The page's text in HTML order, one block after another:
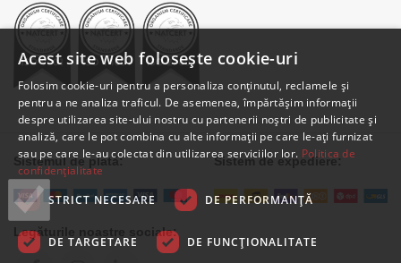
Sistemul de plată: Sistem de expediere:
Legăturile noastre sociale:
Acest site web folosește cookie-uri
Folosim cookie-uri pentru a personaliza conținutul, reclamele și
pentru a ne analiza traficul. De asemenea, împărtășim informații
despre utilizarea site-ului nostru cu partenerii noștri de publicitate și
analiză, care le pot combina cu alte informații pe care le-ați furnizat
sau pe care le-au colectat din utilizarea serviciilor lor. Politica de
confidențialitate
STRICT NECESARE
DE PERFORMANȚĂ
DE TARGETARE DE FUNCŢIONALITATE